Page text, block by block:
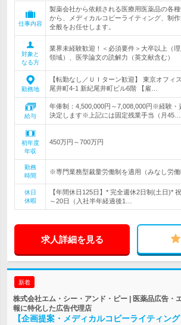
仕事内容
製薬会社から依頼される医療用医薬品の各
から、メディカルコピーライティング、制
全般をお任せします。
対象と
なる方
業界未経験歓迎！＜必須要件＞大卒以上（
領域）、医学論文の読解力（英文献含む）
勤務地
【転勤なし／ＵＩターン歓迎】 東京オフィ
尾井町4-1 新紀尾井町ビル6階 【雇…
給与
年俸制：4,500,000円～7,008,000円※経験・
決定します※上記には固定残業手当（月45…
初年度
年収
450万円～700万円
勤務
時間
※専門業務型裁量労働制を適用（みなし労働
休日
休暇
【年間休日125日】* 完全週休2日制(土日)*
～20日（入社半年経過後1…
求人詳細を見る
新着
株式会社エム・シー・アンド・ピー | 医薬品広告・
報に特化した広告代理店
【企画提案・メディカルコピーライティン